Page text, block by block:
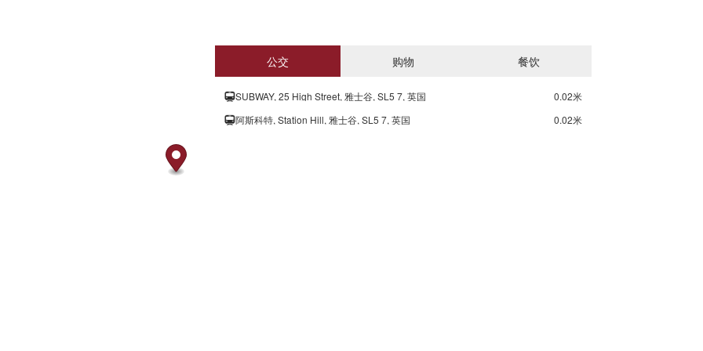
公交 购物 餐饮
SUBWAY, 25 High Street, 雅士谷, SL5 7, 英国
0.02米
阿斯科特, Station Hill, 雅士谷, SL5 7, 英国
0.02米